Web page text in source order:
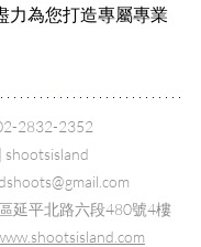
力為您打造專屬專業
2832-2352
shootsisland
延平北路六段480號4樓